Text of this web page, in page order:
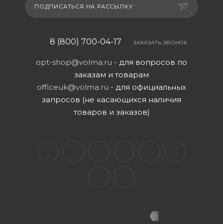
ПОДПИСАТЬСЯ НА РАССЫЛКУ
8 (800) 700-04-17 ЗАКАЗАТЬ ЗВОНОК
opt-shop@volma.ru - для вопросов по
заказам и товарам
officeuk@volma.ru - для официальных
запросов (не касающихся наличия
товаров и заказов)